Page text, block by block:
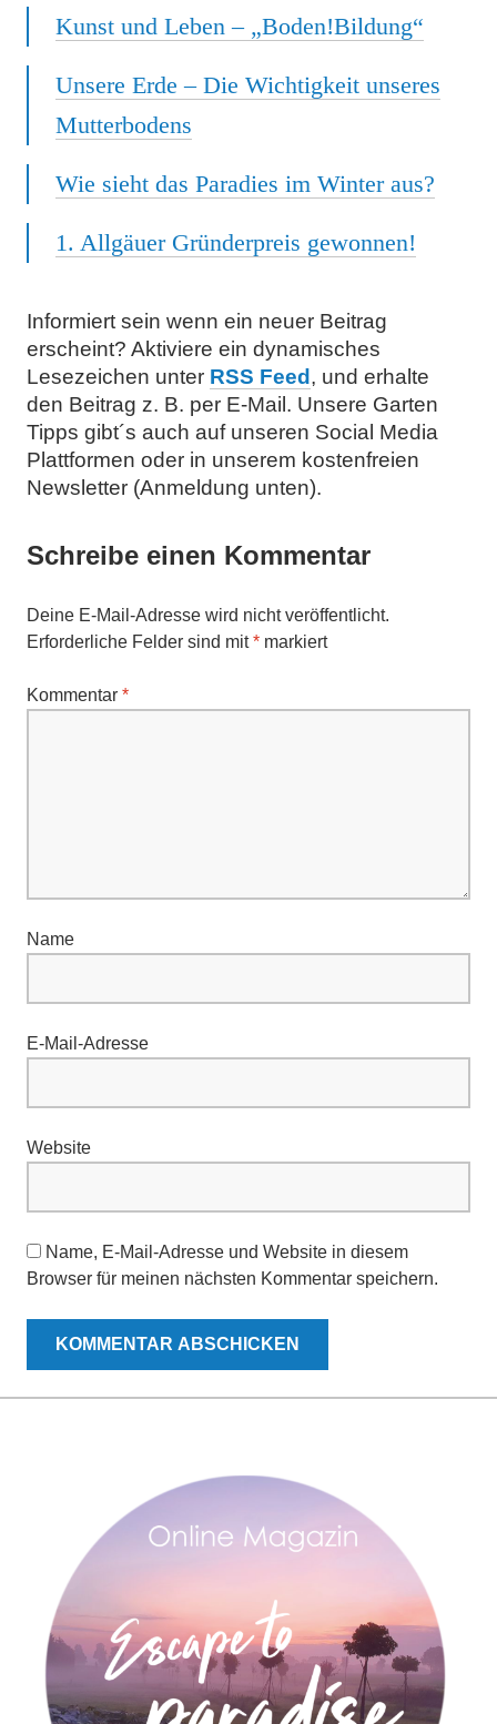
Kunst und Leben – „Boden!Bildung“
Unsere Erde – Die Wichtigkeit unseres
Mutterbodens
Wie sieht das Paradies im Winter aus?
1. Allgäuer Gründerpreis gewonnen!
Informiert sein wenn ein neuer Beitrag
erscheint? Aktiviere ein dynamisches
Lesezeichen unter RSS Feed , und erhalte
den Beitrag z. B. per E-Mail. Unsere Garten
Tipps gibt´s auch auf unseren Social Media
Plattformen oder in unserem kostenfreien
Newsletter (Anmeldung unten).
Schreibe einen Kommentar
Deine E-Mail-Adresse wird nicht veröffentlicht.
Erforderliche Felder sind mit* markiert
Kommentar *
Name
E-Mail-Adresse
Website
Name, E-Mail-Adresse und Website in diesem
Browser für meinen nächsten Kommentar speichern.